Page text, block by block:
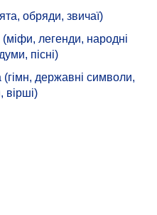
обряди, звичаї)
легенди, народні
пісні)
державні символи,
вірші)